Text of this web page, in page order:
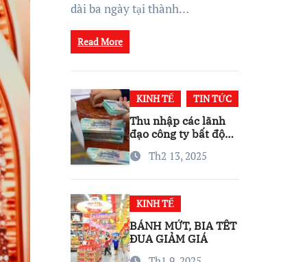
dài ba ngày tại thành…
Read More
KINH TẾ TIN TỨC
Thu nhập các lãnh
đạo công ty bất động
Th2 13, 2025
KINH TẾ
BÁNH MỨT, BIA TẾT
ĐUA GIẢM GIÁ